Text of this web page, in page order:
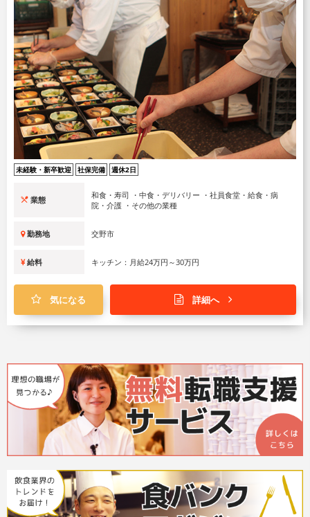
未経験・新卒歓迎 社保完備 週休2日
業態
和食・寿司 ・中食・デリバリー ・社員食堂・給食・病
院・介護 ・その他の業種
勤務地 交野市
給料 キッチン：月給24万円～30万円
気になる 詳細へ